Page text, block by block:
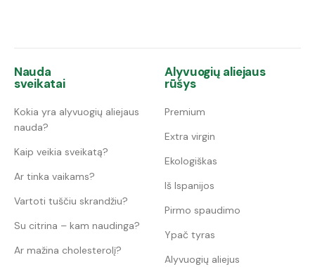
Nauda
sveikatai
Kokia yra alyvuogių aliejaus
nauda?
Kaip veikia sveikatą?
Ar tinka vaikams?
Vartoti tuščiu skrandžiu?
Su citrina – kam naudinga?
Ar mažina cholesterolį?
Alyvuogių aliejaus
rūšys
Premium
Extra virgin
Ekologiškas
Iš Ispanijos
Pirmo spaudimo
Ypač tyras
Alyvuogių aliejus